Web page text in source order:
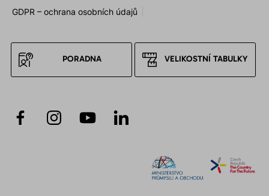
GDPR – ochrana osobních údajů
PORADNA VELIKOSTNÍ TABULKY